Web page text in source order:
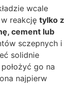
wcale
reakcję tylko z
cement lub
sczepnych i
solidnie
go na
najpierw